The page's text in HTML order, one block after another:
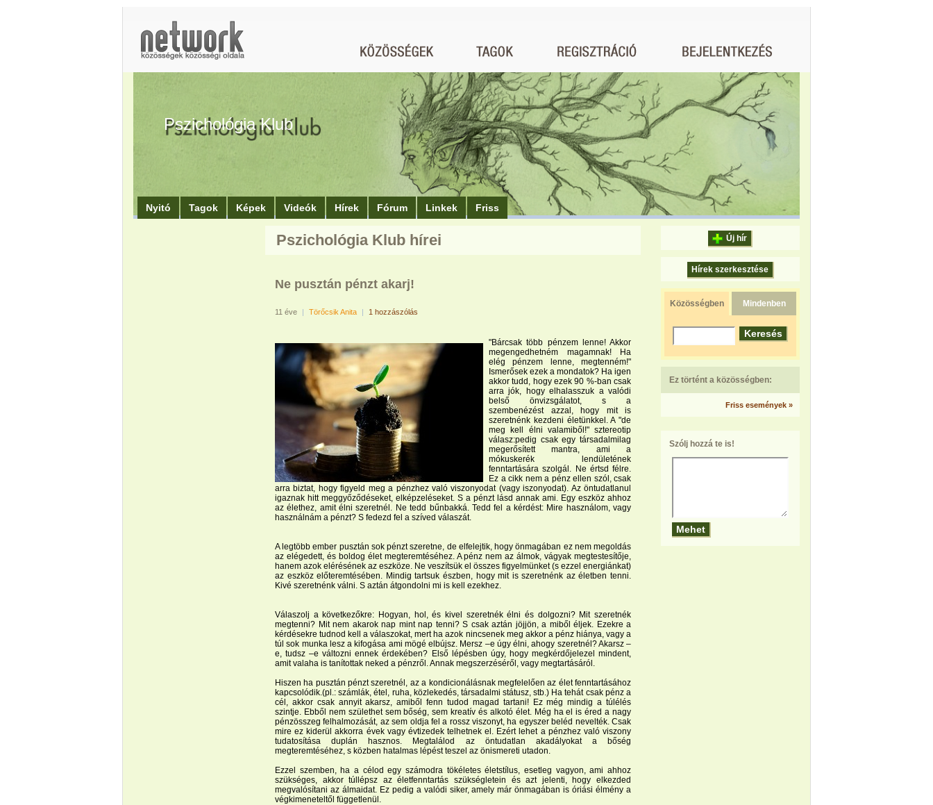
Pszichológia Klub
Nyitó Tagok Képek Videók Hírek Fórum Linkek Friss
Pszichológia Klub hírei
Ne pusztán pénzt akarj!
11 éve | Törőcsik Anita | 1 hozzászólás
"Bárcsak több pénzem lenne! Akkor
megengedhetném magamnak! Ha
elég pénzem lenne, megtenném!"
Ismerősek ezek a mondatok? Ha igen
akkor tudd, hogy ezek 90 %-ban csak
arra jók, hogy elhalasszuk a valódi
belső önvizsgálatot, s a
szembenézést azzal, hogy mit is
szeretnénk kezdeni életünkkel. A "de
meg kell élni valamiből!" sztereotip
válasz:pedig csak egy társadalmilag
megerősített mantra, ami a
mókuskerék lendületének
fenntartására szolgál. Ne értsd félre.
Ez a cikk nem a pénz ellen szól, csak
arra biztat, hogy figyeld meg a pénzhez való viszonyodat (vagy iszonyodat). Az öntudatlanul
igaznak hitt meggyőződéseket, elképzeléseket. S a pénzt lásd annak ami. Egy eszköz ahhoz
az élethez, amit élni szeretnél. Ne tedd bűnbakká. Tedd fel a kérdést: Mire használom, vagy
használnám a pénzt? S fedezd fel a szíved válaszát.
A legtöbb ember pusztán sok pénzt szeretne, de elfelejtik, hogy önmagában ez nem megoldás
az elégedett, és boldog élet megteremtéséhez. A pénz nem az álmok, vágyak megtestesítője,
hanem azok elérésének az eszköze. Ne veszítsük el összes figyelmünket (s ezzel energiánkat)
az eszköz előteremtésében. Mindig tartsuk észben, hogy mit is szeretnénk az életben tenni.
Kivé szeretnénk válni. S aztán átgondolni mi is kell ezekhez.
Válaszolj a következőkre: Hogyan, hol, és kivel szeretnék élni és dolgozni? Mit szeretnék
megtenni? Mit nem akarok nap mint nap tenni? S csak aztán jöjjön, a miből éljek. Ezekre a
kérdésekre tudnod kell a válaszokat, mert ha azok nincsenek meg akkor a pénz hiánya, vagy a
túl sok munka lesz a kifogása ami mögé elbújsz. Mersz –e úgy élni, ahogy szeretnél? Akarsz –
e, tudsz –e változni ennek érdekében? Első lépésben úgy, hogy megkérdőjelezel mindent,
amit valaha is tanítottak neked a pénzről. Annak megszerzéséről, vagy megtartásáról.
Hiszen ha pusztán pénzt szeretnél, az a kondicionálásnak megfelelően az élet fenntartásához
kapcsolódik.(pl.: számlák, étel, ruha, közlekedés, társadalmi státusz, stb.) Ha tehát csak pénz a
cél, akkor csak annyit akarsz, amiből fenn tudod magad tartani! Ez még mindig a túlélés
szintje. Ebből nem születhet sem bőség, sem kreatív és alkotó élet. Még ha el is éred a nagy
pénzösszeg felhalmozását, az sem oldja fel a rossz viszonyt, ha egyszer beléd nevelték. Csak
mire ez kiderül akkorra évek vagy évtizedek telhetnek el. Ezért lehet a pénzhez való viszony
tudatosítása duplán hasznos. Megtalálod az öntudatlan akadályokat a bőség
megteremtéséhez, s közben hatalmas lépést teszel az önismereti utadon.
Ezzel szemben, ha a célod egy számodra tökéletes életstílus, esetleg vagyon, ami ahhoz
szükséges, akkor túllépsz az életfenntartás szükségletein és azt jelenti, hogy elkezded
megvalósítani az álmaidat. Ez pedig a valódi siker, amely már önmagában is óriási élmény a
végkimeneteltől függetlenül.
Új hír
Hírek szerkesztése
Közösségben Mindenben
Ez történt a közösségben:
Friss események »
Szólj hozzá te is!